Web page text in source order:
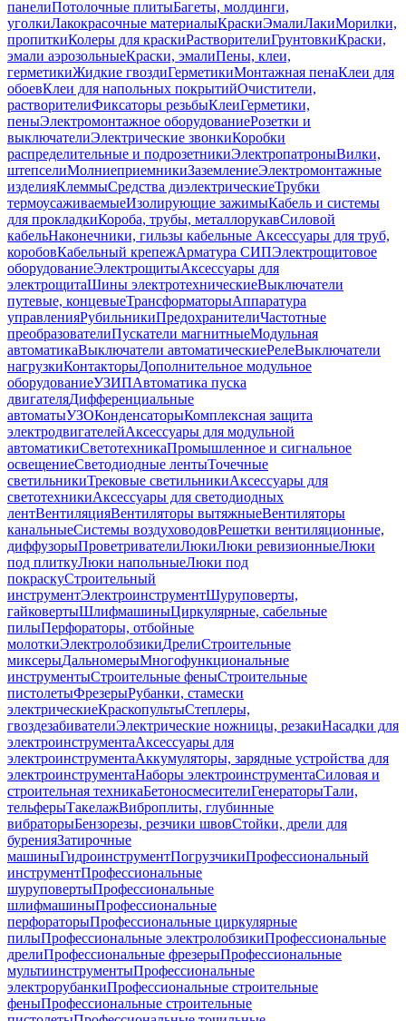
панелиПотолочные плитыБагеты, молдинги,
уголкиЛакокрасочные материалыКраскиЭмалиЛакиМорилки,
пропиткиКолеры для краскиРастворителиГрунтовкиКраски,
эмали аэрозольныеКраски, эмалиПены, клеи,
герметикиЖидкие гвоздиГерметикиМонтажная пенаКлеи для
обоевКлеи для напольных покрытийОчистители,
растворителиФиксаторы резьбыКлеиГерметики,
пеныЭлектромонтажное оборудованиеРозетки и
выключателиЭлектрические звонкиКоробки
распределительные и подрозетникиЭлектропатроныВилки,
штепселиМолниеприемникиЗаземлениеЭлектромонтажные
изделияКлеммыСредства диэлектрическиеТрубки
термоусаживаемыеИзолирующие зажимыКабель и системы
для прокладкиКороба, трубы, металлорукавСиловой
кабельНаконечники, гильзы кабельные Аксессуары для труб,
коробовКабельный крепежАрматура СИПЭлектрощитовое
оборудованиеЭлектрощитыАксессуары для
электрощитаШины электротехническиеВыключатели
путевые, концевыеТрансформаторыАппаратура
управленияРубильникиПредохранителиЧастотные
преобразователиПускатели магнитныеМодульная
автоматикаВыключатели автоматическиеРелеВыключатели
нагрузкиКонтакторыДополнительное модульное
оборудованиеУЗИПАвтоматика пуска
двигателяДифференциальные
автоматыУЗОКонденсаторыКомплексная защита
электродвигателейАксессуары для модульной
автоматикиСветотехникаПромышленное и сигнальное
освещениеСветодиодные лентыТочечные
светильникиТрековые светильникиАксессуары для
светотехникиАксессуары для светодиодных
лентВентиляцияВентиляторы вытяжныеВентиляторы
канальныеСистемы воздуховодовРешетки вентиляционные,
диффузорыПроветривателиЛюкиЛюки ревизионныеЛюки
под плиткуЛюки напольныеЛюки под
покраскуСтроительный
инструментЭлектроинструментШуруповерты,
гайковертыШлифмашиныЦиркулярные, сабельные
пилыПерфораторы, отбойные
молоткиЭлектролобзикиДрелиСтроительные
миксерыДальномерыМногофункциональные
инструментыСтроительные феныСтроительные
пистолетыФрезерыРубанки, стамески
электрическиеКраскопультыСтеплеры,
гвоздезабивателиЭлектрические ножницы, резакиНасадки для
электроинструментаАксессуары для
электроинструментаАккумуляторы, зарядные устройства для
электроинструментаНаборы электроинструментаСиловая и
строительная техникаБетоносмесителиГенераторыТали,
тельферыТакелажВиброплиты, глубинные
вибраторыБензорезы, резчики швовСтойки, дрели для
буренияЗатирочные
машиныГидроинструментПогрузчикиПрофессиональный
инструментПрофессиональные
шуруповертыПрофессиональные
шлифмашиныПрофессиональные
перфораторыПрофессиональные циркулярные
пилыПрофессиональные электролобзикиПрофессиональные
дрелиПрофессиональные фрезерыПрофессиональные
мультиинструментыПрофессиональные
электрорубанкиПрофессиональные строительные
феныПрофессиональные строительные